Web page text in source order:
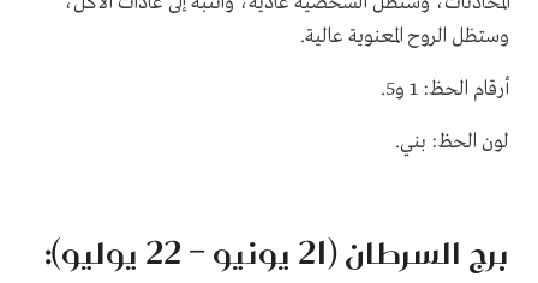
وستظل الروح المعنوية عالية.
أرقام الحظ: 1 و5.
لون الحظ: بني.
برج السرطان (21 يونيو – 22 يوليو):